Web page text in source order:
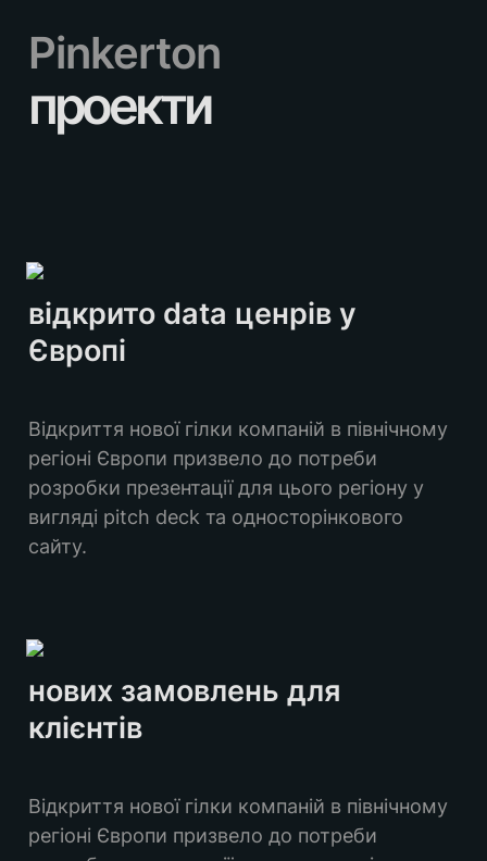
Pinkerton
проекти
відкрито data ценрів у
Європі
Відкриття нової гілки компаній в північному
регіоні Європи призвело до потреби
розробки презентації для цього регіону у
вигляді pitch deck та односторінкового
сайту.
нових замовлень для
клієнтів
Відкриття нової гілки компаній в північному
регіоні Європи призвело до потреби